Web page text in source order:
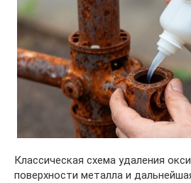
Классическая схема удаления
поверхности металла и